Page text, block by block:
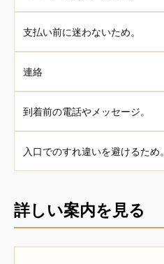
支払い前に迷わないため。
連絡
到着前の電話やメッセージ。
入口でのすれ違いを避けるため。
詳しい案内を見る